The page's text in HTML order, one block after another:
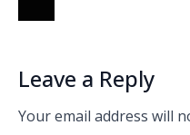
Leave a Reply
Your email address will